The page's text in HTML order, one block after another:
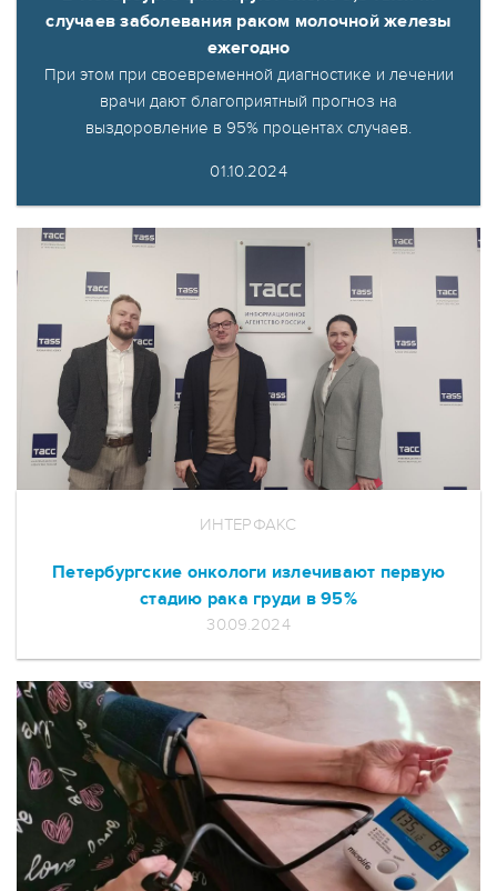
случаев заболевания раком молочной железы
ежегодно
При этом при своевременной диагностике и лечении
врачи дают благоприятный прогноз на
выздоровление в 95% процентах случаев.
01.10.2024
ИНТЕРФАКС
Петербургские онкологи излечивают первую
стадию рака груди в 95%
30.09.2024